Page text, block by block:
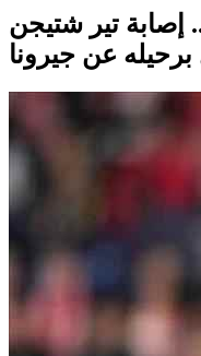
إصابة تير شتيجن
عن جيرونا